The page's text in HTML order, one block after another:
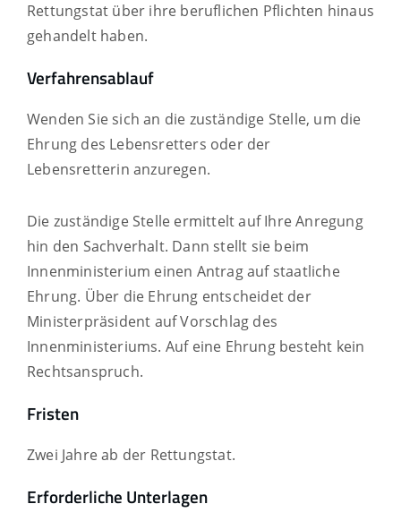
Rettungstat über ihre beruflichen Pflichten hinaus
gehandelt haben.
Verfahrensablauf
Wenden Sie sich an die zuständige Stelle, um die
Ehrung des Lebensretters oder der
Lebensretterin anzuregen.
Die zuständige Stelle ermittelt auf Ihre Anregung
hin den Sachverhalt. Dann stellt sie beim
Innenministerium einen Antrag auf staatliche
Ehrung. Über die Ehrung entscheidet der
Ministerpräsident auf Vorschlag des
Innenministeriums. Auf eine Ehrung besteht kein
Rechtsanspruch.
Fristen
Zwei Jahre ab der Rettungstat.
Erforderliche Unterlagen